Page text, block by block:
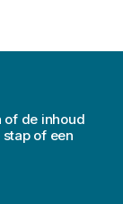
of de inhoud
of een